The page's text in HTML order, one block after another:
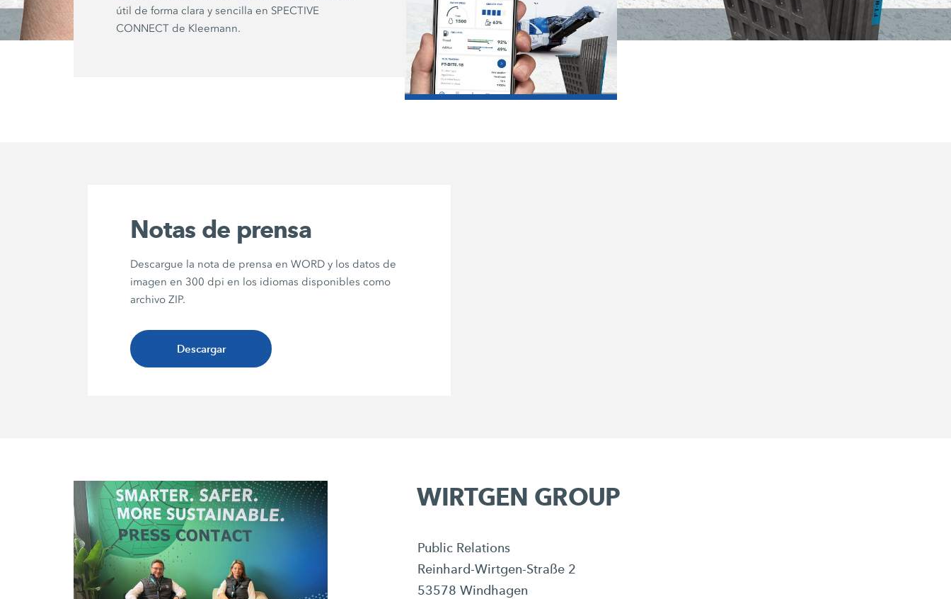
útil de forma clara y sencilla en SPECTIVE
CONNECT de Kleemann.
/
Notas de prensa
Descargue la nota de prensa en WORD y los datos de
imagen en 300 dpi en los idiomas disponibles como
archivo ZIP.
Descargar
WIRTGEN GROUP
Public Relations
Reinhard-Wirtgen-Straße 2
53578 Windhagen